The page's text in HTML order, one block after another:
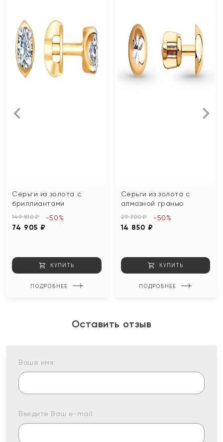
Серьги из золота с
бриллиантами
149 810 ₽
74 905 ₽
-50%
КУПИТЬ
ПОДРОБНЕЕ
Серьги из золота с
алмазной гранью
29 700 ₽
14 850 ₽
-50%
КУПИТЬ
ПОДРОБНЕЕ
Оставить отзыв
Ваше имя:
Введите Ваш e-mail: